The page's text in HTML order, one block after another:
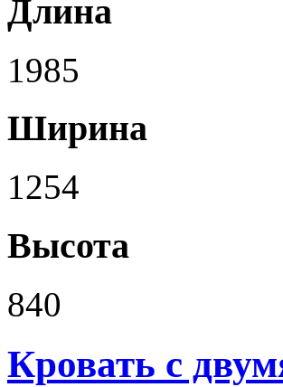
Длина
1985
Ширина
1254
Высота
840
Кровать с